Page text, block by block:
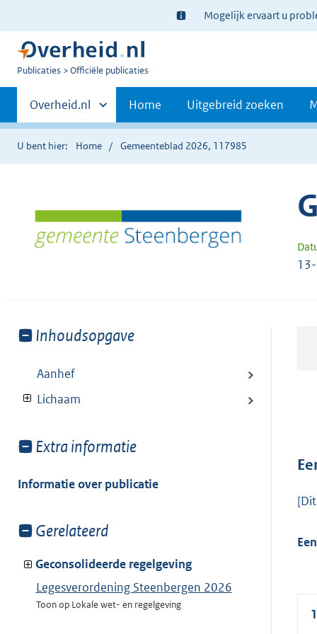
Ter
informatie:
Mogelijk ervaart u
U
Publicaties Officiële publicaties
Primaire
navigatie
Andere
sites
binnen
Overheid.nl Home Uitgebreid zoeken
U bent hier: Home Gemeenteblad 2026, 117985
Toon
van:
Inhoudsopgave
Aanhef
Lichaam
Toon
van:
Extra informatie
Informatie over publicatie
Toon
van:
Gerelateerd
Geconsolideerde regelgeving
Legesverordening Steenbergen 2026
Toon op Lokale wet- en regelgeving